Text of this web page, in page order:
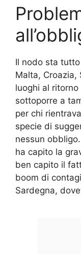
Il nodo sta
Malta, Croazia,
luoghi al
sottoporre a
per chi
specie di
nessun
ha capito la
ben capito il
boom di
Sardegna,